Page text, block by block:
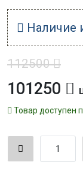
Наличие
112500
101250
Товар доступен